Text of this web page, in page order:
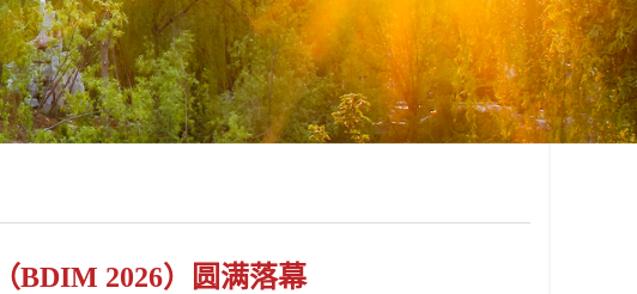
BDIM 2026）圆满落幕